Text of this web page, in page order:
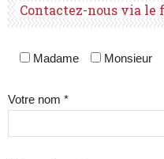
Contactez-nous via le
Madame Monsieur
Votre nom *